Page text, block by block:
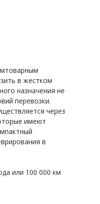
в жестком
назначения не
перевозки.
через
имеют
в
или 100 000 км